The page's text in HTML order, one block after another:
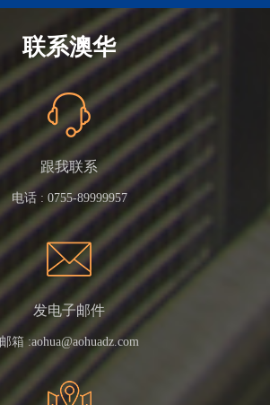
联系澳华
跟我联系
电话 : 0755-89999957
发电子邮件
邮箱 :aohua@aohuadz.com